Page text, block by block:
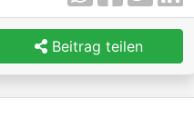
Beitrag teilen